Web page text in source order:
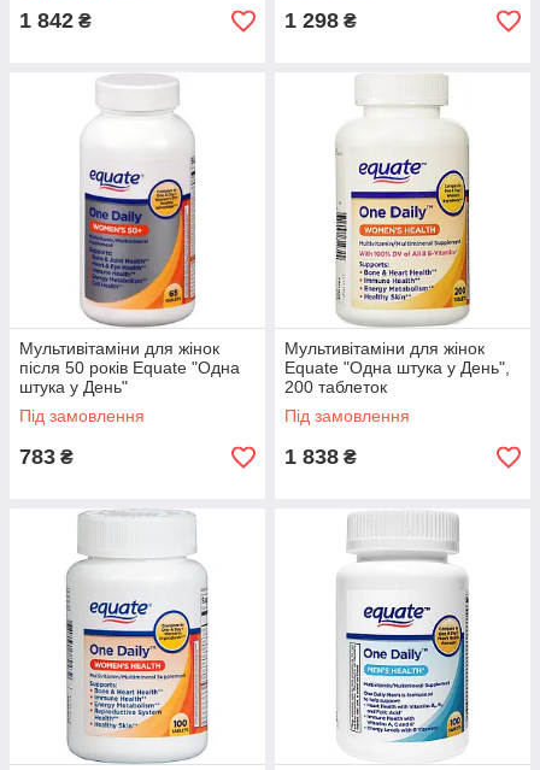
1 842 ₴ 1 298 ₴
Мультивітаміни для жінок
після 50 років Equate "Одна
штука у День"
Під замовлення
783 ₴
Мультивітаміни для жінок
Equate "Одна штука у День",
200 таблеток
Під замовлення
1 838 ₴